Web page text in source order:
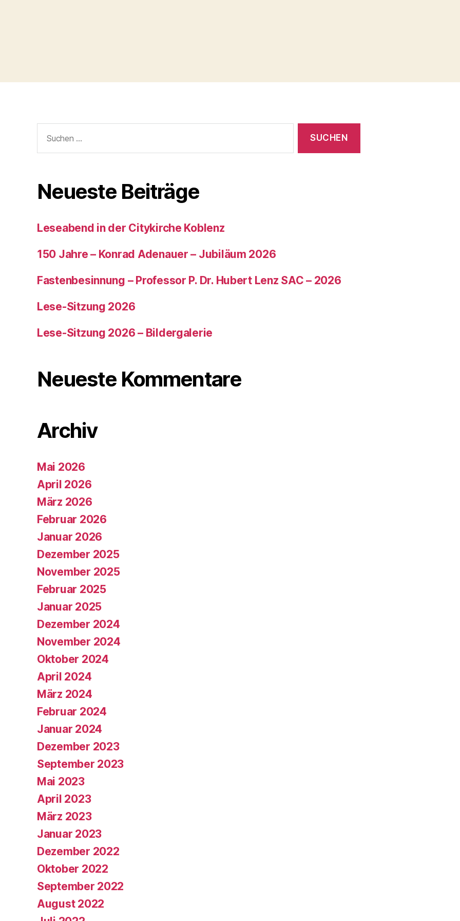
Neueste Beiträge
Leseabend in der Citykirche Koblenz
150 Jahre – Konrad Adenauer – Jubiläum 2026
Fastenbesinnung – Professor P. Dr. Hubert Lenz SAC – 2026
Lese-Sitzung 2026
Lese-Sitzung 2026 – Bildergalerie
Neueste Kommentare
Archiv
Mai 2026
April 2026
März 2026
Februar 2026
Januar 2026
Dezember 2025
November 2025
Februar 2025
Januar 2025
Dezember 2024
November 2024
Oktober 2024
April 2024
März 2024
Februar 2024
Januar 2024
Dezember 2023
September 2023
Mai 2023
April 2023
März 2023
Januar 2023
Dezember 2022
Oktober 2022
September 2022
August 2022